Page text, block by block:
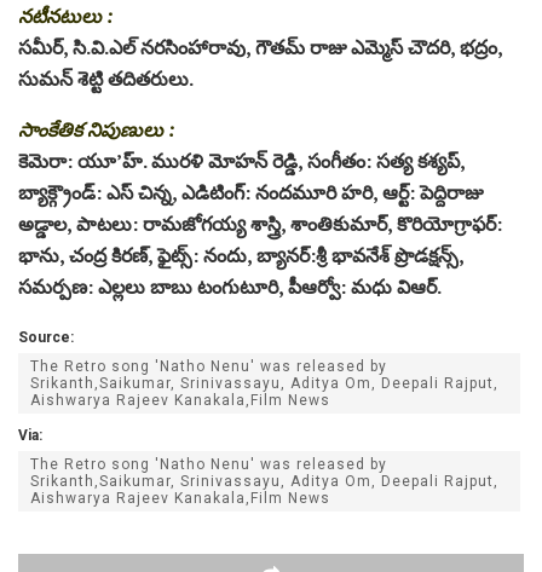
నటీనటులు :
సమీర్, సి.వి.ఎల్ నరసింహారావు, గౌతమ్ రాజు ఎమ్మెస్ చౌదరి, భద్రం,
సుమన్ శెట్టి తదితరులు.
సాంకేతిక నిపుణులు :
కెమెరా: యూ’హ్. మురళి మోహన్ రెడ్డి, సంగీతం: సత్య కశ్యప్,
బ్యాక్గ్రౌండ్: ఎస్ చిన్న, ఎడిటింగ్: నందమూరి హరి, ఆర్ట్: పెద్దిరాజు
అడ్డాల, పాటలు: రామజోగయ్య శాస్త్రి, శాంతికుమార్, కొరియోగ్రాఫర్:
భాను, చంద్ర కిరణ్, ఫైట్స్: నందు, బ్యానర్:శ్రీ భావనేశ్ ప్రొడక్షన్స్,
సమర్పణ: ఎల్లలు బాబు టంగుటూరి, పీఆర్వో: మధు విఆర్.
Source:
The Retro song 'Natho Nenu' was released by
Srikanth,Saikumar, Srinivassayu, Aditya Om, Deepali Rajput,
Aishwarya Rajeev Kanakala,Film News
Via:
The Retro song 'Natho Nenu' was released by
Srikanth,Saikumar, Srinivassayu, Aditya Om, Deepali Rajput,
Aishwarya Rajeev Kanakala,Film News